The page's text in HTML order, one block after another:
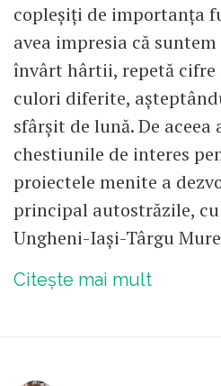
copleșiți de importanța
avea impresia că
învârt hârtii, repetă cifre
culori diferite,
sfârșit de lună. De
chestiunile de interes
proiectele menite a
principal autostrăzile, cu
Ungheni-Iași-Târgu
Citește mai mult